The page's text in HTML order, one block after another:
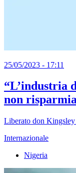
25/05/2023 - 17:11
“L’industria
non
Liberato don
Internazionale
Nigeria